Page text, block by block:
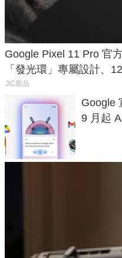
Google Pixel 11 Pro 官
「發光環」專屬設計、
3C新品
Google
9 月起